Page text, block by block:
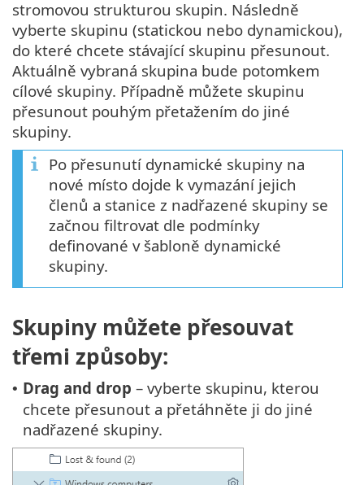
stromovou strukturou skupin. Následně
vyberte skupinu (statickou nebo dynamickou),
do které chcete stávající skupinu přesunout.
Aktuálně vybraná skupina bude potomkem
cílové skupiny. Případně můžete skupinu
přesunout pouhým přetažením do jiné
skupiny.
Po přesunutí dynamické skupiny na
nové místo dojde k vymazání jejich
členů a stanice z nadřazené skupiny se
začnou filtrovat dle podmínky
definované v šabloně dynamické
skupiny.
Skupiny můžete přesouvat
třemi způsoby:
• Drag and drop – vyberte skupinu, kterou
chcete přesunout a přetáhněte ji do jiné
nadřazené skupiny.